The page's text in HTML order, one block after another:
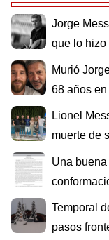
Jorge
que lo
Murió
68 años
Lionel
muerte de
Una
Temporal
pasos